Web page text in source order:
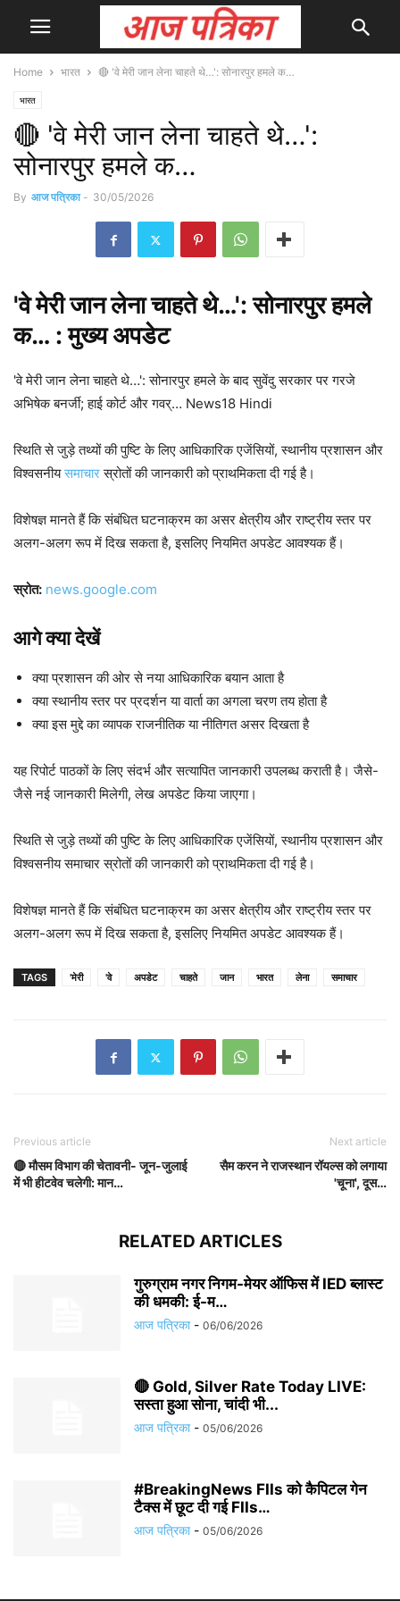
Home भारत 🔴 'वे मेरी जान लेना चाहते थे…': सोनारपुर हमले क…
भारत
🔴 'वे मेरी जान लेना चाहते थे…':
सोनारपुर हमले क…
By आज पत्रिका - 30/05/2026
'वे मेरी जान लेना चाहते थे…': सोनारपुर हमले
क… : मुख्यअपडेट
'वे मेरी जान लेना चाहते थे…': सोनारपुर हमले के बाद सुवेंदु सरकार पर गरजे
अभिषेक बनर्जी; हाई कोर्ट और गवर्… News18 Hindi
स्थिति से जुड़े तथ्यों की पुष्टि के लिए आधिकारिक एजेंसियों, स्थानीय प्रशासन और
विश्वसनीयसमाचारस्रोतों की जानकारी को प्राथमिकता दी गई है।
विशेषज्ञ मानते हैं कि संबंधित घटनाक्रम का असर क्षेत्रीय और राष्ट्रीय स्तर पर
अलग-अलग रूप में दिख सकता है, इसलिए नियमित अपडेट आवश्यक हैं।
स्रोत: news.google.com
आगे क्या देखें
क्या प्रशासन की ओर से नया आधिकारिक बयान आता है
क्या स्थानीय स्तर पर प्रदर्शन या वार्ता का अगला चरण तय होता है
क्या इस मुद्दे का व्यापक राजनीतिक या नीतिगत असर दिखता है
यह रिपोर्ट पाठकों के लिए संदर्भ और सत्यापित जानकारी उपलब्ध कराती है। जैसे-
जैसे नई जानकारी मिलेगी, लेख अपडेट किया जाएगा।
स्थिति से जुड़े तथ्यों की पुष्टि के लिए आधिकारिक एजेंसियों, स्थानीय प्रशासन और
विश्वसनीय समाचार स्रोतों की जानकारी को प्राथमिकता दी गई है।
विशेषज्ञ मानते हैं कि संबंधित घटनाक्रम का असर क्षेत्रीय और राष्ट्रीय स्तर पर
अलग-अलग रूप में दिख सकता है, इसलिए नियमित अपडेट आवश्यक हैं।
TAGS 'मेरी 'वे अपडेट चाहते जान भारत लेना समाचार
Previous article
🔴 मौसम विभाग की चेतावनी- जून-जुलाई
में भी हीटवेव चलेगी: मान…
Next article
सैम करन ने राजस्थान रॉयल्स को लगाया
'चूना', दूस…
RELATED ARTICLES
गुरुग्राम नगर निगम-मेयर ऑफिस में IED ब्लास्ट
की धमकी: ई-म…
आज पत्रिका - 06/06/2026
🔴 Gold, Silver Rate Today LIVE:
सस्ता हुआ सोना, चांदी भी...
आज पत्रिका - 05/06/2026
#BreakingNews FIIs को कैपिटल गेन
टैक्स में छूट दी गई FIIs…
आज पत्रिका - 05/06/2026